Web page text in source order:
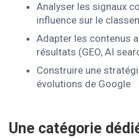
Analyser les signaux
influence sur le
Adapter les contenus
résultats (GEO, AI
Construire une
évolutions de Google
Une catégorie